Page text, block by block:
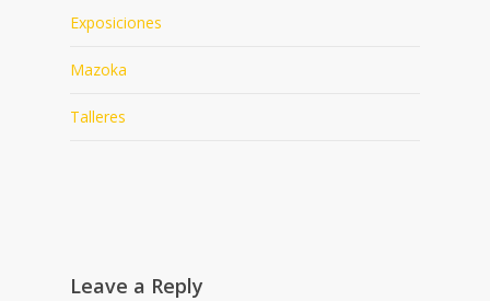
Exposiciones
Mazoka
Talleres
Leave a Reply